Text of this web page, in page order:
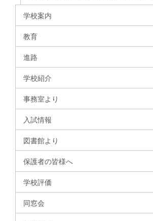
学校案内
教育
進路
学校紹介
事務室より
入試情報
図書館より
保護者の皆様へ
学校評価
同窓会